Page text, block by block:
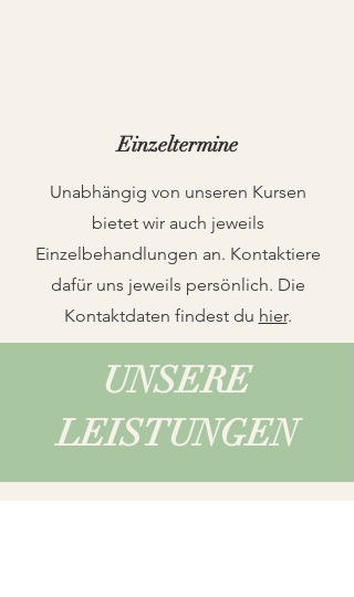
Einzeltermine
Unabhängig von unseren Kursen
bietet wir auch jeweils
Einzelbehandlungen an. Kontaktiere
dafür uns jeweils persönlich. Die
Kontaktdaten findest du hier.
UNSERE
LEISTUNGEN